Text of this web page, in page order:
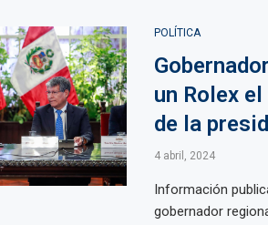
POLÍTICA
un Rolex
de la
4 abril, 2024
Información
gobernador